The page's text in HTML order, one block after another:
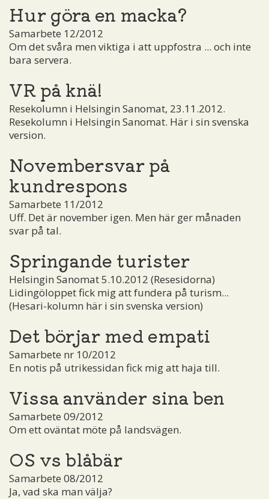
Hur göra en macka?
Samarbete 12/2012
Om det svåra men viktiga i att uppfostra ... och inte
bara servera.
VR på knä!
Resekolumn i Helsingin Sanomat, 23.11.2012.
Resekolumn i Helsingin Sanomat. Här i sin svenska
version.
Novembersvar på
kundrespons
Samarbete 11/2012
Uff. Det är november igen. Men här ger månaden
svar på tal.
Springande turister
Helsingin Sanomat 5.10.2012 (Resesidorna)
Lidingöloppet fick mig att fundera på turism...
(Hesari-kolumn här i sin svenska version)
Det börjar med empati
Samarbete nr 10/2012
En notis på utrikessidan fick mig att haja till.
Vissa använder sina ben
Samarbete 09/2012
Om ett oväntat möte på landsvägen.
OS vs blåbär
Samarbete 08/2012
Ja, vad ska man välja?